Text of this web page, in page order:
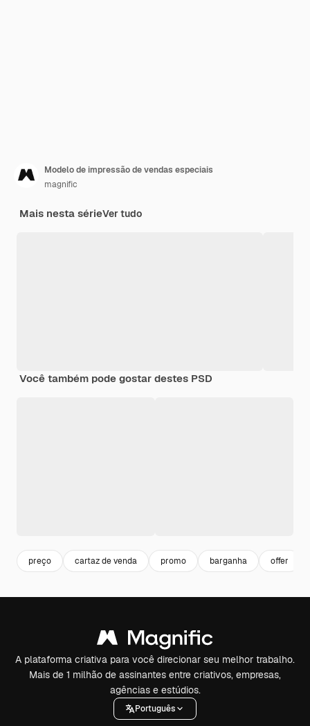
Modelo de impressão de vendas especiais
magnific
Mais nesta sérieVer tudo
Você também pode gostar destes PSD
preço cartaz de venda promo barganha offer
A plataforma criativa para você direcionar seu melhor trabalho.
Mais de 1 milhão de assinantes entre criativos, empresas,
agências e estúdios.
Português